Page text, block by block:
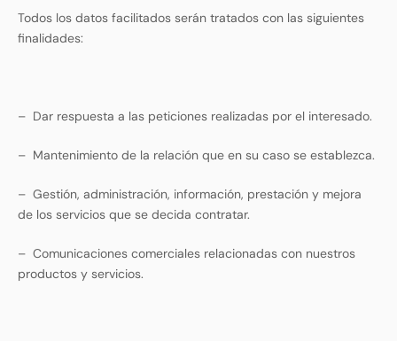
Todos los datos facilitados serán tratados con las siguientes
finalidades:
– Dar respuesta a las peticiones realizadas por el interesado.
– Mantenimiento de la relación que en su caso se establezca.
– Gestión, administración, información, prestación y mejora
de los servicios que se decida contratar.
– Comunicaciones comerciales relacionadas con nuestros
productos y servicios.